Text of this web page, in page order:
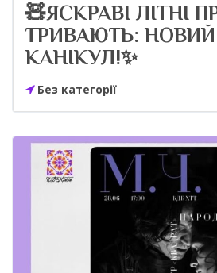
🧸ЯСКРАВІ ЛІТНІ
ТРИВАЮТЬ: НОВИЙ
КАНІКУЛ!✨
Без категорії